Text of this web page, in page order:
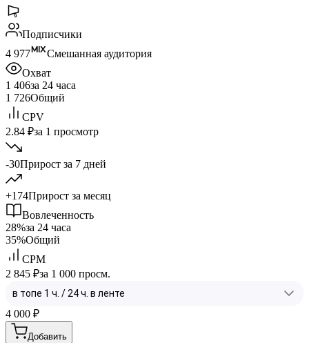
Подписчики
4 977
Смешанная аудитория
Охват
1 406за 24 часа
1 726Общий
CPV
2.84 ₽за 1 просмотр
-30Прирост за 7 дней
+174Прирост за месяц
Вовлеченность
28%за 24 часа
35%Общий
CPM
2 845 ₽за 1 000 просм.
4 000 ₽
Добавить